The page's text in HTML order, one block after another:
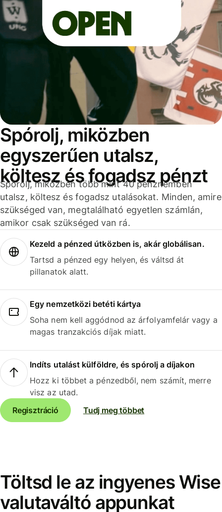
Spórolj, miközben
egyszerűen utalsz,
költesz és fogadsz pénzt
Spórolj, miközben több mint 40 pénznemben
utalsz, költesz és fogadsz utalásokat. Minden, amire
szükséged van, megtalálható egyetlen számlán,
amikor csak szükséged van rá.
Kezeld a pénzed útközben is, akár globálisan.
Tartsd a pénzed egy helyen, és váltsd át
pillanatok alatt.
Egy nemzetközi betéti kártya
Soha nem kell aggódnod az árfolyamfelár vagy a
magas tranzakciós díjak miatt.
Indíts utalást külföldre, és spórolj a díjakon
Hozz ki többet a pénzedből, nem számít, merre
visz az utad.
Regisztráció
Tudj meg többet
Töltsd le az ingyenes Wise
valutaváltó appunkat